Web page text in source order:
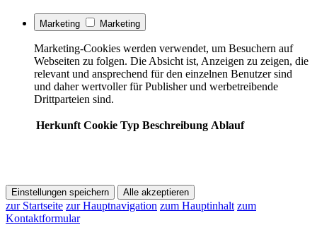
Marketing Marketing
Marketing-Cookies werden verwendet, um Besuchern auf
Webseiten zu folgen. Die Absicht ist, Anzeigen zu zeigen, die
relevant und ansprechend für den einzelnen Benutzer sind
und daher wertvoller für Publisher und werbetreibende
Drittparteien sind.
Herkunft Cookie Typ Beschreibung Ablauf
Einstellungen speichern Alle akzeptieren
zur Startseite zur Hauptnavigation zum Hauptinhalt zum
Kontaktformular